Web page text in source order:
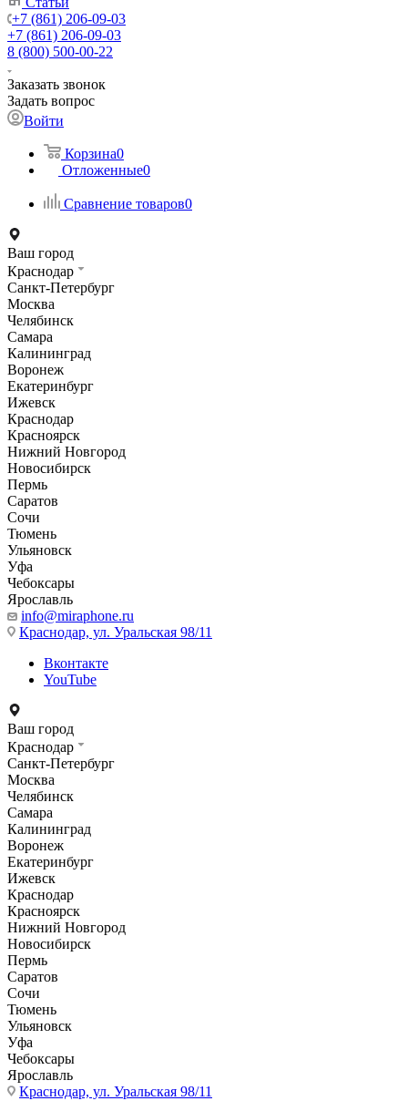
+7 (861) 206-09-03
+7 (861) 206-09-03
8 (800) 500-00-22
Заказать звонок
Задать вопрос
Войти
Корзина0
Отложенные0
Сравнение товаров0
Ваш город
Краснодар
Санкт-Петербург
Москва
Челябинск
Самара
Калининград
Воронеж
Екатеринбург
Ижевск
Краснодар
Красноярск
Нижний Новгород
Новосибирск
Пермь
Саратов
Сочи
Тюмень
Ульяновск
Уфа
Чебоксары
Ярославль
info@miraphone.ru
Краснодар, ул. Уральская 98/11
Вконтакте
YouTube
Ваш город
Краснодар
Санкт-Петербург
Москва
Челябинск
Самара
Калининград
Воронеж
Екатеринбург
Ижевск
Краснодар
Красноярск
Нижний Новгород
Новосибирск
Пермь
Саратов
Сочи
Тюмень
Ульяновск
Уфа
Чебоксары
Ярославль
Краснодар, ул. Уральская 98/11